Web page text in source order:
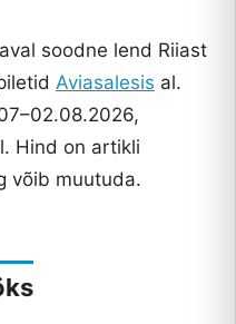
soodne lend Riiast
Aviasalesis al.
Hind on artikli
võib muutuda.